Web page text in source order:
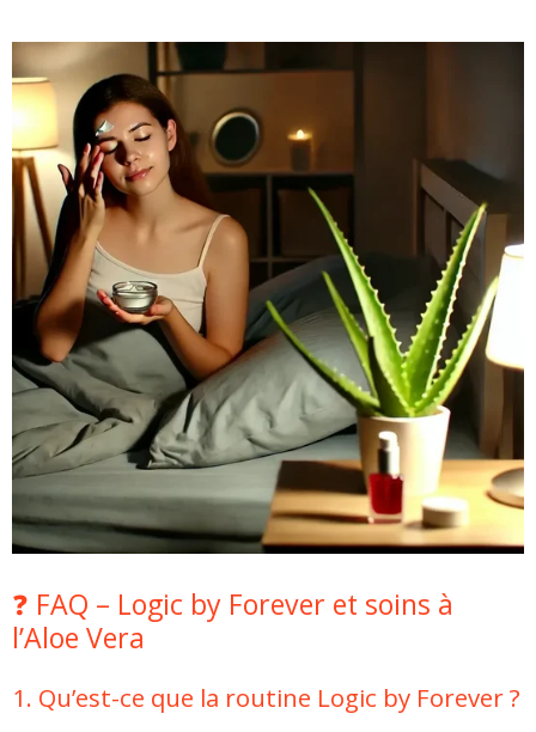
❓ FAQ – Logic by Forever et soins à
l’Aloe Vera
1. Qu’est-ce que la routine Logic by Forever ?